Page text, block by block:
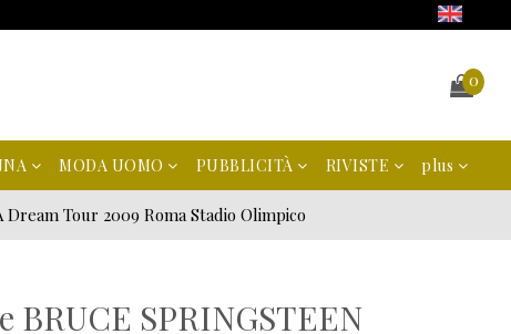
0
MODA UOMO PUBBLICITÀ RIVISTE plus
Dream Tour 2009 Roma Stadio Olimpico
BRUCE SPRINGSTEEN